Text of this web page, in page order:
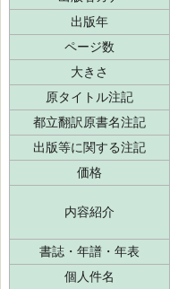
出版年
ページ数
大きさ
原タイトル注記
都立翻訳原書名注記
出版等に関する注記
価格
内容紹介
書誌・年譜・年表
個人件名